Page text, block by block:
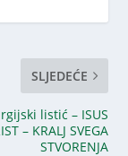
SLJEDEĆE
listić – ISUS
– KRALJ SVEGA
STVORENJA